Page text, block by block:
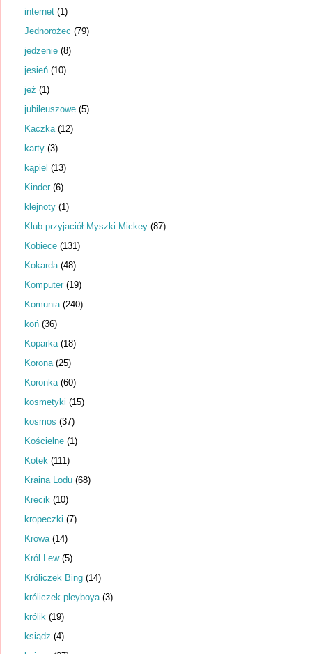
internet (1)
Jednorożec (79)
jedzenie (8)
jesień (10)
jeż (1)
jubileuszowe (5)
Kaczka (12)
karty (3)
kąpiel (13)
Kinder (6)
klejnoty (1)
Klub przyjaciół Myszki Mickey (87)
Kobiece (131)
Kokarda (48)
Komputer (19)
Komunia (240)
koń (36)
Koparka (18)
Korona (25)
Koronka (60)
kosmetyki (15)
kosmos (37)
Kościelne (1)
Kotek (111)
Kraina Lodu (68)
Krecik (10)
kropeczki (7)
Krowa (14)
Król Lew (5)
Króliczek Bing (14)
króliczek pleyboya (3)
królik (19)
ksiądz (4)